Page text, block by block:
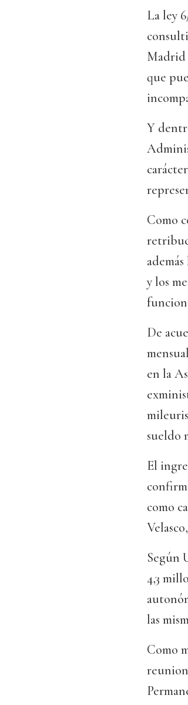
La ley
Madrid
que
Y
Como
y los
De
en la
sueldo
El
como
Según
4,3
las
Como